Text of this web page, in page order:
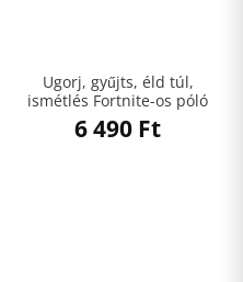
Ugorj, gyűjts, éld túl,
ismétlés Fortnite-os póló
6 490 Ft